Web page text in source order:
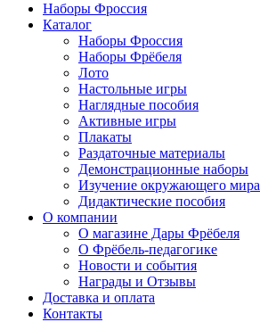
Наборы Фроссия
Каталог
Наборы Фроссия
Наборы Фрёбеля
Лото
Настольные игры
Наглядные пособия
Активные игры
Плакаты
Раздаточные материалы
Демонстрационные наборы
Изучение окружающего мира
Дидактические пособия
О компании
О магазине Дары Фрёбеля
О Фрёбель-педагогике
Новости и события
Награды и Отзывы
Доставка и оплата
Контакты